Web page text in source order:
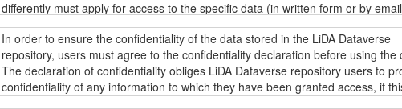
differently must apply for access to the specific data (in written form or by
data@ktu.lt). Regardless of the data access restrictions, everyone can browse
all the descriptions of the data stored in the LiDA Dataverse repository
including fieldwork resources, research instruments and other data collection
information) as well as other information under theCreative Commons
ShareAlike 4.0 International licence (CC BY-SA 4.0).
In order to ensure the confidentiality of the data stored in the LiDA Dataverse
repository, users must agree to the confidentiality declaration before using the
The declaration of confidentiality obliges LiDA Dataverse repository users to
confidentiality of any information to which they have been granted access, if